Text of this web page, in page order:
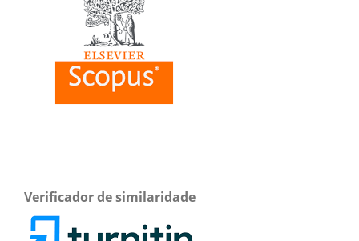
Verificador de similaridade